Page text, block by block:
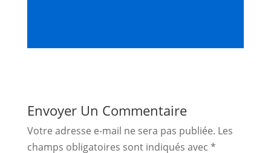
Envoyer Un Commentaire
Votre adresse e-mail ne sera pas publiée. Les
champs obligatoires sont indiqués avec *